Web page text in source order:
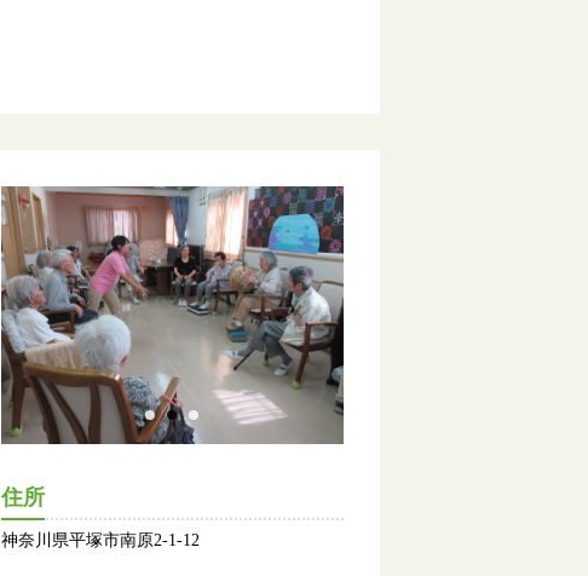
住所
神奈川県平塚市南原2-1-12